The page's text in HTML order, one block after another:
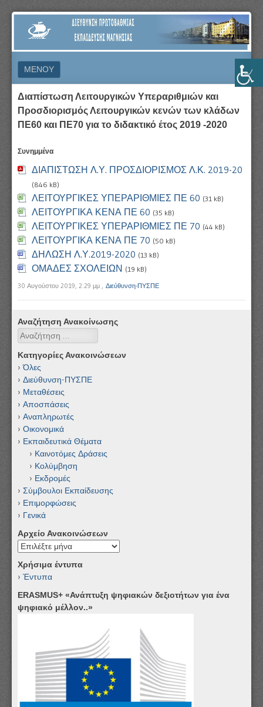
ΔΙΕΎΘΥΝΣΗ
ΠΡΩΤΟΒΆΘΜΙΑΣ
ΕΚΠΑΊΔΕΥΣΗΣ
ΜΑΓΝΗΣΊΑΣ
ΜΕΝΟΎ
ΜΕΤΆΒΑΣΗ ΣΕ ΠΕΡΙΕΧΌΜΕΝΟ
Διαπίστωση Λειτουργικών Υπεραριθμιών και
Προσδιορισμός Λειτουργικών κενών των κλάδων
ΠΕ60 και ΠΕ70 για το διδακτικό έτος 2019 -2020
Συνημμένα
ΔΙΑΠΙΣΤΩΣΗ Λ.Υ. ΠΡΟΣΔΙΟΡΙΣΜΟΣ Λ.Κ. 2019-20
(846 kB)
ΛΕΙΤΟΥΡΓΙΚΕΣ ΥΠΕΡΑΡΙΘΜΙΕΣ ΠΕ 60 (31 kB)
ΛΕΙΤΟΥΡΓΙΚΑ ΚΕΝΑ ΠΕ 60 (35 kB)
ΛΕΙΤΟΥΡΓΙΚΕΣ ΥΠΕΡΑΡΙΘΜΙΕΣ ΠΕ 70 (44 kB)
ΛΕΙΤΟΥΡΓΙΚΑ ΚΕΝΑ ΠΕ 70 (50 kB)
ΔΗΛΩΣΗ Λ.Υ.2019-2020 (13 kB)
ΟΜΑΔΕΣ ΣΧΟΛΕΙΩΝ (19 kB)
30 Αυγούστου 2019, 2:29 μμ , Διεύθυνση-ΠΥΣΠΕ
Αναζήτηση Ανακοίνωσης
Αναζήτηση
Κατηγορίες Ανακοινώσεων
Όλες
Διεύθυνση-ΠΥΣΠΕ
Μεταθέσεις
Αποσπάσεις
Αναπληρωτές
Οικονομικά
Εκπαιδευτικά Θέματα
Καινοτόμες Δράσεις
Κολύμβηση
Εκδρομές
Σύμβουλοι Εκπαίδευσης
Επιμορφώσεις
Γενικά
Αρχείο Ανακοινώσεων
Αρχείο
Χρήσιμα έντυπα
Έντυπα
ERASMUS+ «Ανάπτυξη ψηφιακών δεξιοτήτων για ένα
ψηφιακό μέλλον..»